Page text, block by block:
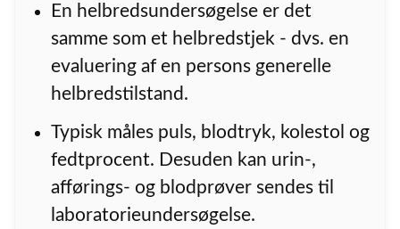
En helbredsundersøgelse er det
samme som et helbredstjek - dvs. en
evaluering af en persons generelle
helbredstilstand.
Typisk måles puls, blodtryk, kolestol og
fedtprocent. Desuden kan urin-,
afførings- og blodprøver sendes til
laboratorieundersøgelse.